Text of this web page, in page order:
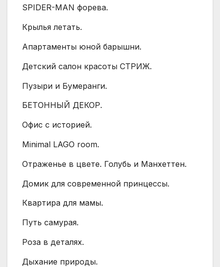
SPIDER-MAN форева.
Крылья летать.
Апартаменты юной барышни.
Детский салон красоты СТРИЖ.
Пузыри и Бумеранги.
БЕТОННЫЙ ДЕКОР.
Офис с историей.
Minimal LAGO room.
Отраженье в цвете. Голубь и Манхеттен.
Домик для современной принцессы.
Квартира для мамы.
Путь самурая.
Роза в деталях.
Дыхание природы.